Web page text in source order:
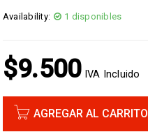
Availability: 1 disponibles
$9.500 IVA Incluido
AGREGAR AL CARRITO